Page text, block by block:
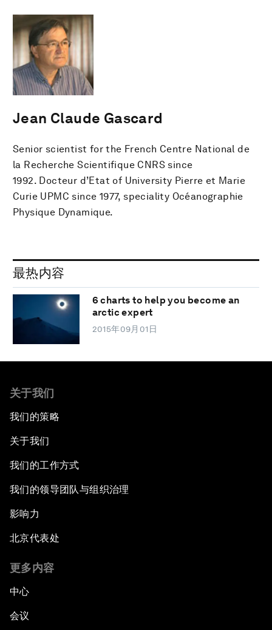
Jean Claude Gascard
Senior scientist for the French Centre National de
la Recherche Scientifique CNRS since
1992. Docteur d’Etat of University Pierre et Marie
Curie UPMC since 1977, speciality Océanographie
Physique Dynamique.
最热内容
6 charts to help you become an
arctic expert
2015年09月01日
关于我们
我们的策略
关于我们
我们的工作方式
我们的领导团队与组织治理
影响力
北京代表处
更多内容
中心
会议